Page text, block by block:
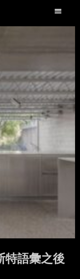
特語彙之後